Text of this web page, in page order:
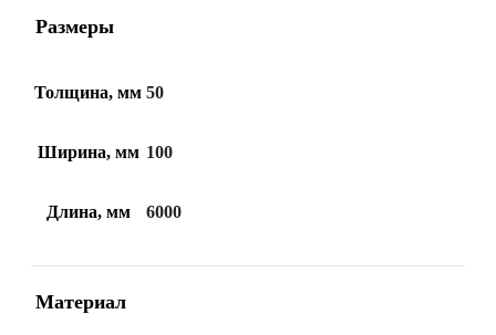
Размеры
Толщина, мм 50
Ширина, мм 100
Длина, мм 6000
Материал